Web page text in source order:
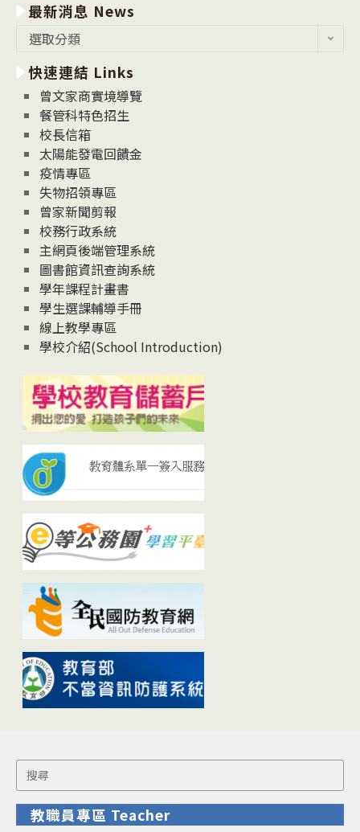
最新消息 News
消
息
News
選取分類
快速連結 Links
曾文家商實境導覽
餐管科特色招生
校長信箱
太陽能發電回饋金
疫情專區
失物招領專區
曾家新聞剪報
校務行政系統
主網頁後端管理系統
圖書館資訊查詢系統
學年課程計畫書
學生選課輔導手冊
線上教學專區
學校介紹(School Introduction)
Search
for:
教職員專區 Teacher